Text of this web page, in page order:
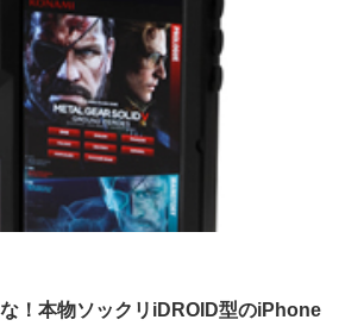
な！本物ソックリiDROID型のiPhone